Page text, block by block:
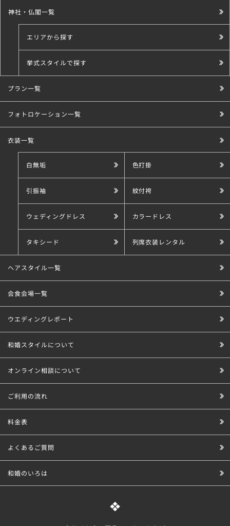
神社・仏閣一覧
エリアから探す
挙式スタイルで探す
こだわり条件で探す
プラン一覧
フォトロケーション一覧
衣装一覧
白無垢 色打掛
引振袖 紋付袴
ウェディングドレス カラードレス
タキシード 列席衣装レンタル
ヘアスタイル一覧
会食会場一覧
ウエディングレポート
和婚スタイルについて
オンライン相談について
ご利用の流れ
料金表
よくあるご質問
和婚のいろは